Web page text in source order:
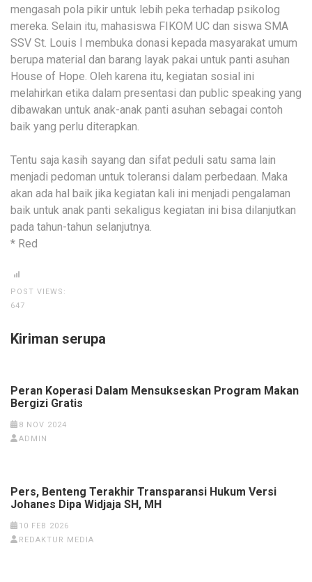
mengasah pola pikir untuk lebih peka terhadap psikolog
mereka. Selain itu, mahasiswa FIKOM UC dan siswa SMA
SSV St. Louis I membuka donasi kepada masyarakat umum
berupa material dan barang layak pakai untuk panti asuhan
House of Hope. Oleh karena itu, kegiatan sosial ini
melahirkan etika dalam presentasi dan public speaking yang
dibawakan untuk anak-anak panti asuhan sebagai contoh
baik yang perlu diterapkan.
Tentu saja kasih sayang dan sifat peduli satu sama lain
menjadi pedoman untuk toleransi dalam perbedaan. Maka
akan ada hal baik jika kegiatan kali ini menjadi pengalaman
baik untuk anak panti sekaligus kegiatan ini bisa dilanjutkan
pada tahun-tahun selanjutnya.
* Red
POST VIEWS:
647
Kiriman serupa
Peran Koperasi Dalam Mensukseskan Program Makan
Bergizi Gratis
8 NOV 2024
ADMIN
Pers, Benteng Terakhir Transparansi Hukum Versi
Johanes Dipa Widjaja SH, MH
10 FEB 2026
REDAKTUR MEDIA